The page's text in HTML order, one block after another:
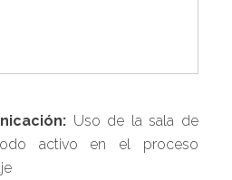
Uso de la sala de
activo en el proceso